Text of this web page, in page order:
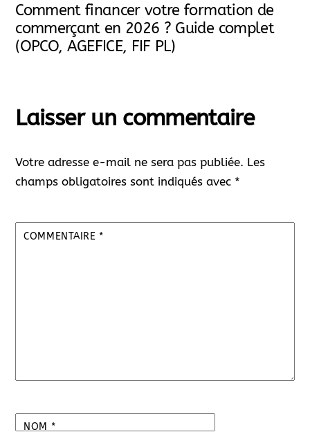
Comment financer votre formation de
commerçant en 2026 ? Guide complet
(OPCO, AGEFICE, FIF PL)
Laisser un commentaire
Votre adresse e-mail ne sera pas publiée. Les
champs obligatoires sont indiqués avec *
COMMENTAIRE *
NOM *